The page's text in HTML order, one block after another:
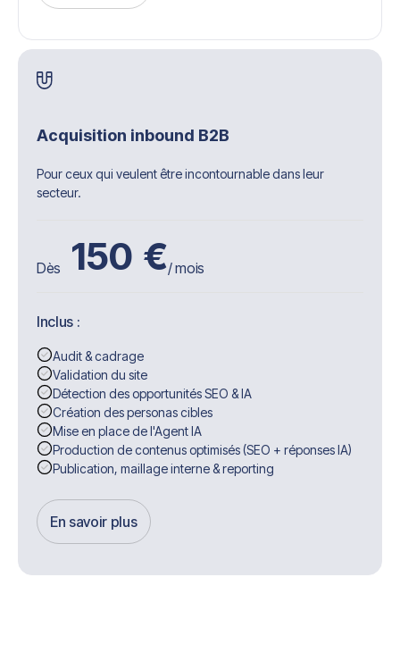
Get Started
Acquisition inbound B2B
Pour ceux qui veulent être incontournable dans leur
secteur.
Dès 150 €/ mois
Inclus :
Audit & cadrage
Validation du site
Détection des opportunités SEO & IA
Création des personas cibles
Mise en place de l'Agent IA
Production de contenus optimisés (SEO + réponses IA)
Publication, maillage interne & reporting
En savoir plus
Get Started